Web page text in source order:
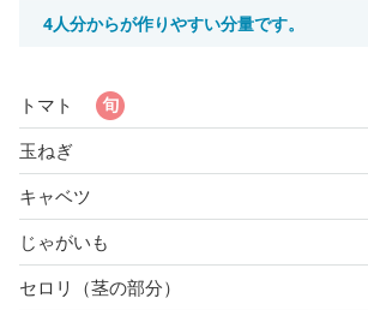
4人分からが作りやすい分量です。
トマト
玉ねぎ
キャベツ
じゃがいも
セロリ（茎の部分）